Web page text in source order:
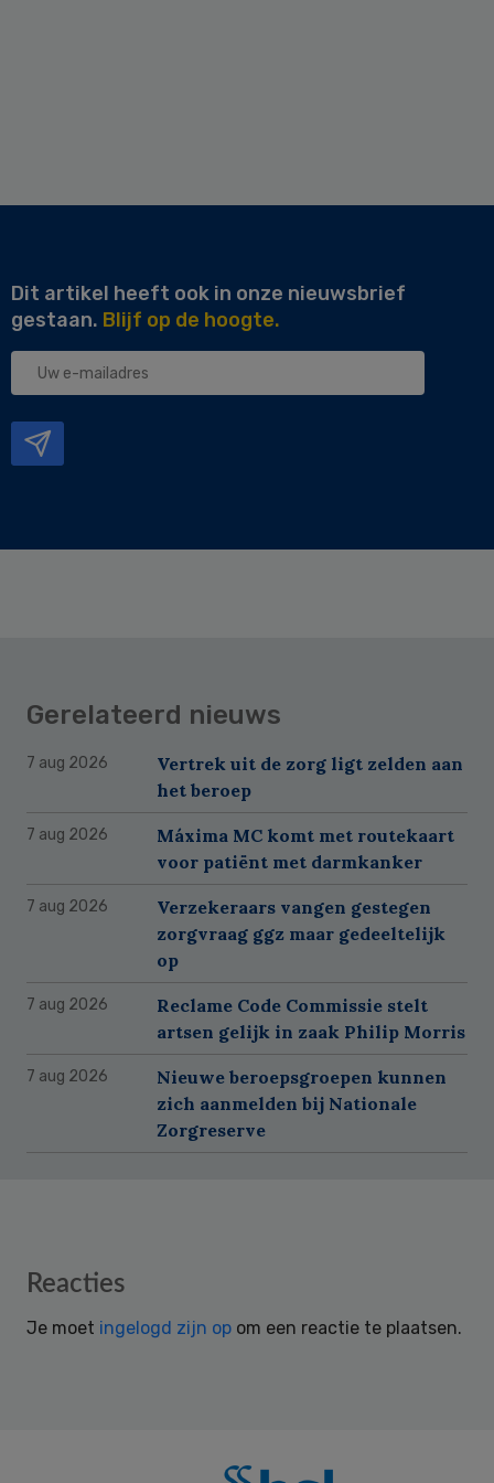
Dit artikel heeft ook in onze nieuwsbrief
gestaan. Blijf op de hoogte.
Uw
Gerelateerd nieuws
7 aug 2026
Vertrek uit de zorg ligt zelden aan
het beroep
7 aug 2026
Máxima MC komt met routekaart
voor patiënt met darmkanker
7 aug 2026
Verzekeraars vangen gestegen
zorgvraag ggz maar gedeeltelijk
op
7 aug 2026
Reclame Code Commissie stelt
artsen gelijk in zaak Philip Morris
7 aug 2026
Nieuwe beroepsgroepen kunnen
zich aanmelden bij Nationale
Zorgreserve
Reader
Reacties
Je moet ingelogd zijn op om een reactie te plaatsen.